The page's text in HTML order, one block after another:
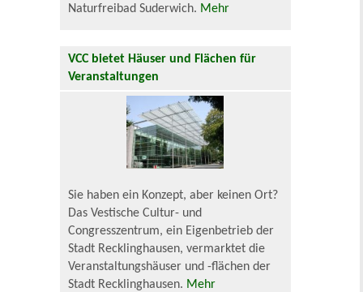
Naturfreibad Suderwich. Mehr
VCC bietet Häuser und Flächen für
Veranstaltungen
Sie haben ein Konzept, aber keinen Ort?
Das Vestische Cultur- und
Congresszentrum, ein Eigenbetrieb der
Stadt Recklinghausen, vermarktet die
Veranstaltungshäuser und -flächen der
Stadt Recklinghausen. Mehr